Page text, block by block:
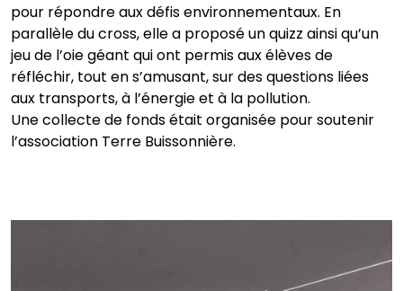
pour répondre aux défis environnementaux. En
parallèle du cross, elle a proposé un quizz ainsi qu’un
jeu de l’oie géant qui ont permis aux élèves de
réfléchir, tout en s’amusant, sur des questions liées
aux transports, à l’énergie et à la pollution.
Une collecte de fonds était organisée pour soutenir
l’association Terre Buissonnière.